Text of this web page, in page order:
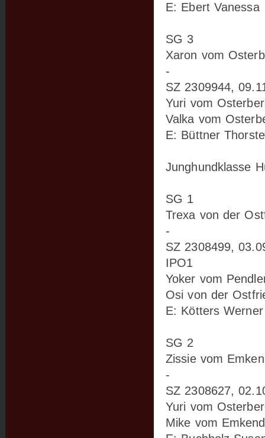
E: Ebert Vanessa
SG 3
Xaron vom
-
SZ 2309944,
Yuri vom
Valka vom
E: Büttner
Junghundklasse
SG 1
Trexa von der
-
SZ 2308499,
IPO1
Yoker vom
Osi von der
E: Kötters Werner
SG 2
Zissie vom
-
SZ 2308627,
Yuri vom
Mike vom